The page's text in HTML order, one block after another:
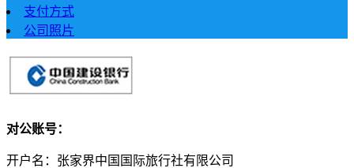
支付方式
公司照片
对公账号：
开户名：张家界中国国际旅行社有限公司